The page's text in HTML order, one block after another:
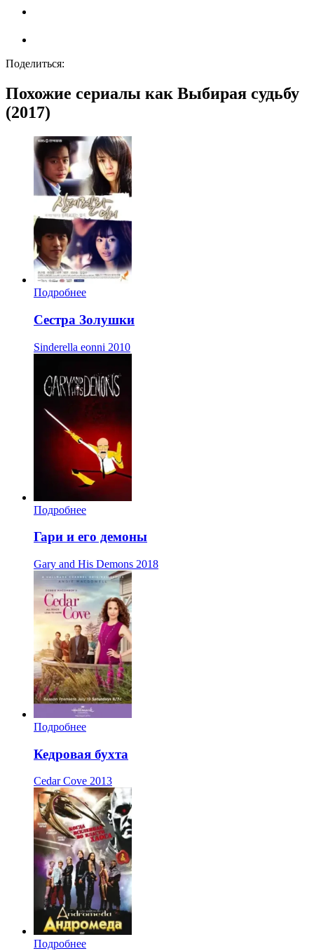
Поделиться:
Похожие сериалы как Выбирая судьбу
(2017)
Подробнее
Сестра Золушки
Sinderella eonni 2010
Подробнее
Гари и его демоны
Gary and His Demons 2018
Подробнее
Кедровая бухта
Cedar Cove 2013
Подробнее